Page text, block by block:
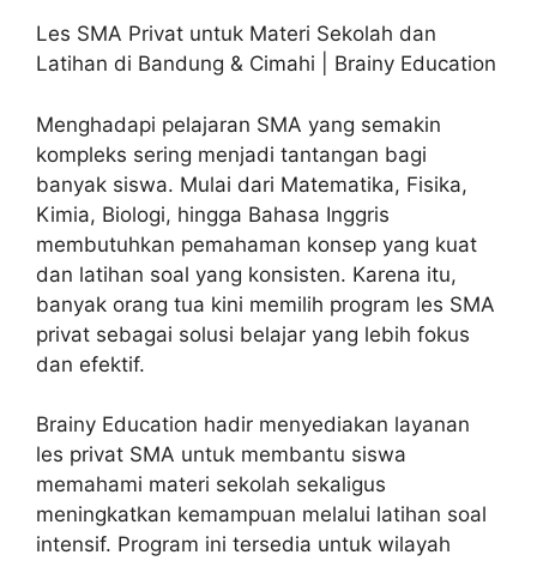
Les SMA Privat untuk Materi Sekolah dan
Latihan di Bandung & Cimahi | Brainy Education
Menghadapi pelajaran SMA yang semakin
kompleks sering menjadi tantangan bagi
banyak siswa. Mulai dari Matematika, Fisika,
Kimia, Biologi, hingga Bahasa Inggris
membutuhkan pemahaman konsep yang kuat
dan latihan soal yang konsisten. Karena itu,
banyak orang tua kini memilih program les SMA
privat sebagai solusi belajar yang lebih fokus
dan efektif.
Brainy Education hadir menyediakan layanan
les privat SMA untuk membantu siswa
memahami materi sekolah sekaligus
meningkatkan kemampuan melalui latihan soal
intensif. Program ini tersedia untuk wilayah